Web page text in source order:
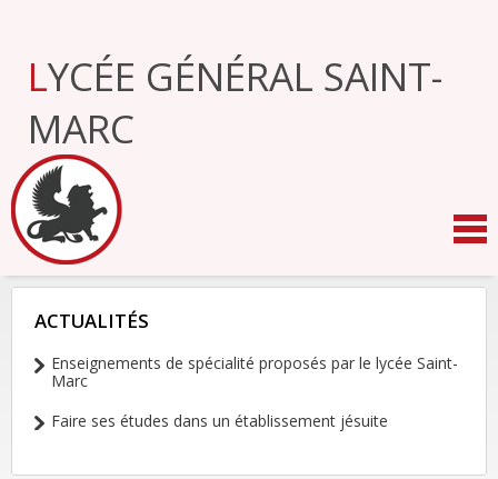
navigation
LYCÉE GÉNÉRAL SAINT-
MARC
NAVIGATION
ACTUALITÉS
Enseignements de spécialité proposés par le lycée Saint-
Marc
Faire ses études dans un établissement jésuite